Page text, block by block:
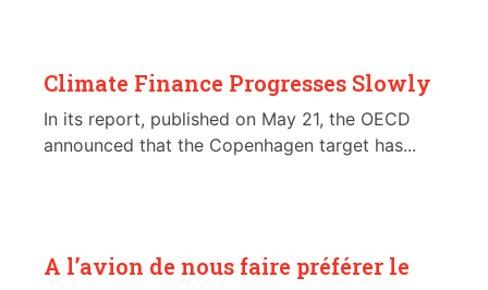
Climate Finance Progresses Slowly
In its report, published on May 21, the OECD
announced that the Copenhagen target has...
A l’avion de nous faire préférer le